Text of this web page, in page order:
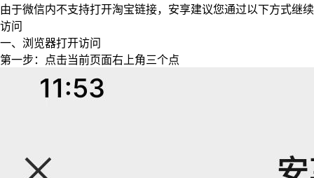
由于微信内不支持打开淘宝链接，安享建议您通过以下方式继续
访问
一、浏览器打开访问
第一步：点击当前页面右上角三个点